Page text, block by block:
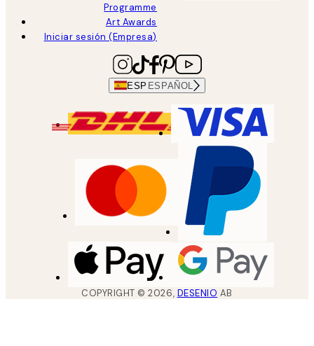
Programme
Art Awards
Iniciar sesión (Empresa)
ESP ESPAÑOL
COPYRIGHT ©2026, DESENIO AB